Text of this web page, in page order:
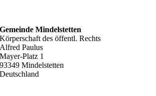
Gemeinde Mindelstetten
Körperschaft des öffentl. Rechts
Alfred Paulus
Mayer-Platz 1
93349 Mindelstetten
Deutschland